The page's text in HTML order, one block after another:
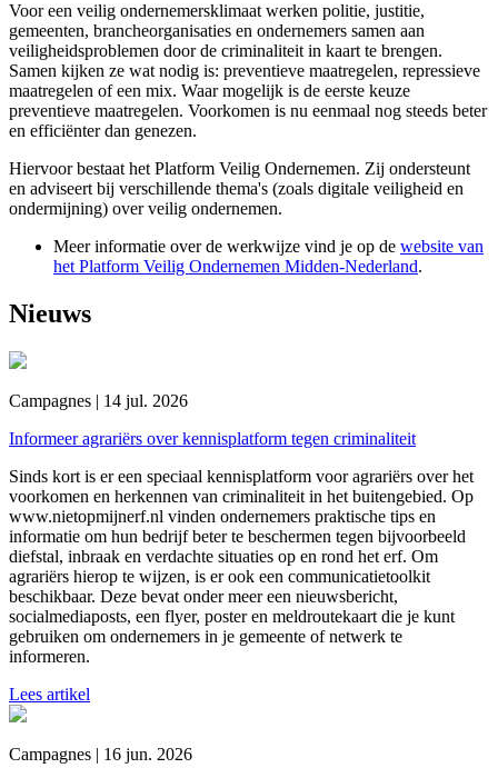
Voor een veilig ondernemersklimaat werken politie, justitie,
gemeenten, brancheorganisaties en ondernemers samen aan
veiligheidsproblemen door de criminaliteit in kaart te brengen.
Samen kijken ze wat nodig is: preventieve maatregelen, repressieve
maatregelen of een mix. Waar mogelijk is de eerste keuze
preventieve maatregelen. Voorkomen is nu eenmaal nog steeds beter
en efficiënter dan genezen.
Hiervoor bestaat het Platform Veilig Ondernemen. Zij ondersteunt
en adviseert bij verschillende thema's (zoals digitale veiligheid en
ondermijning) over veilig ondernemen.
Meer informatie over de werkwijze vind je op de website van
het Platform Veilig Ondernemen Midden-Nederland.
Nieuws
Campagnes | 14 jul. 2026
Informeer agrariërs over kennisplatform tegen criminaliteit
Sinds kort is er een speciaal kennisplatform voor agrariërs over het
voorkomen en herkennen van criminaliteit in het buitengebied. Op
www.nietopmijnerf.nl vinden ondernemers praktische tips en
informatie om hun bedrijf beter te beschermen tegen bijvoorbeeld
diefstal, inbraak en verdachte situaties op en rond het erf. Om
agrariërs hierop te wijzen, is er ook een communicatietoolkit
beschikbaar. Deze bevat onder meer een nieuwsbericht,
socialmediaposts, een flyer, poster en meldroutekaart die je kunt
gebruiken om ondernemers in je gemeente of netwerk te
informeren.
Lees artikel
Campagnes | 16 jun. 2026